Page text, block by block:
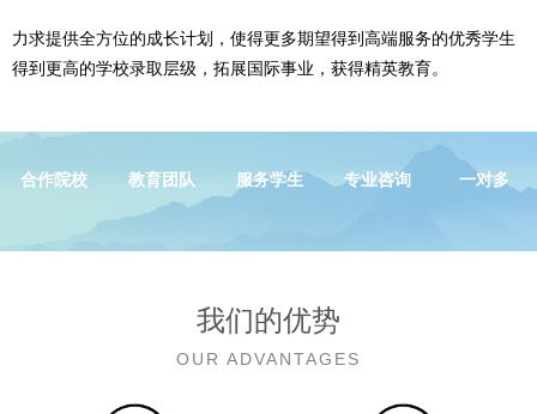
力求提供全方位的成长计划，使得更多期望得到高端服务的优秀学生
得到更高的学校录取层级，拓展国际事业，获得精英教育。
合作院校 教育团队 服务学生 专业咨询 一对多
我们的优势
OUR ADVANTAGES